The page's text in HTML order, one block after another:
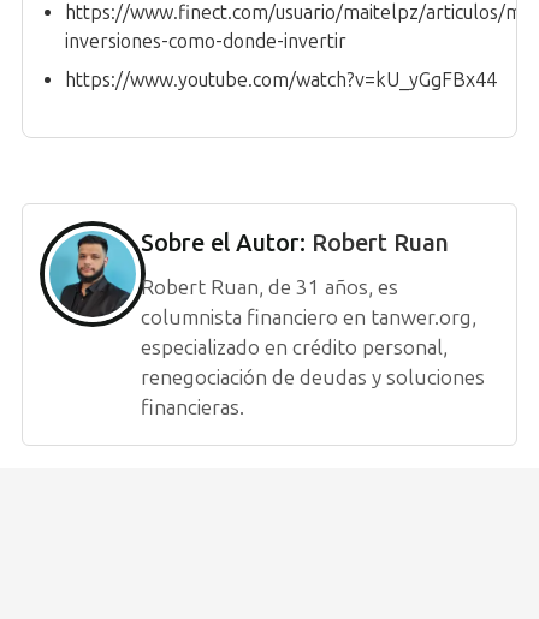
https://www.finect.com/usuario/maitelpz/articulos/
inversiones-como-donde-invertir
https://www.youtube.com/watch?v=kU_yGgFBx44
Sobre el Autor: Robert Ruan
Robert Ruan, de 31 años, es
columnista financiero en tanwer.org,
especializado en crédito personal,
renegociación de deudas y soluciones
financieras.